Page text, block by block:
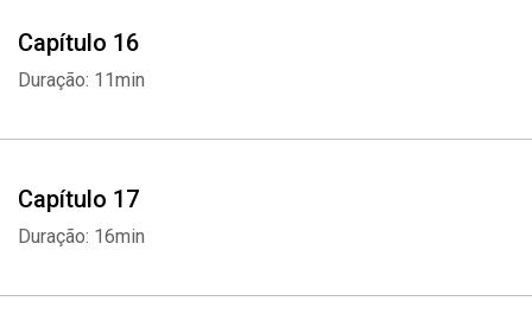
Capítulo 16
Duração: 11min
Capítulo 17
Duração: 16min